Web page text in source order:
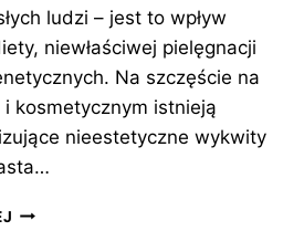
ludzi – jest to wpływ
niewłaściwej pielęgnacji
Na szczęście na
kosmetycznym istnieją
nieestetyczne wykwity
PASTA